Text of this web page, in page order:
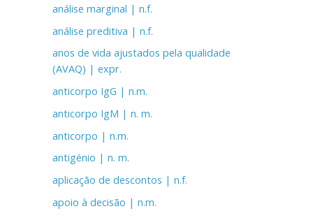
análise marginal | n.f.
análise preditiva | n.f.
anos de vida ajustados pela qualidade
(AVAQ) | expr.
anticorpo IgG | n.m.
anticorpo IgM | n. m.
anticorpo | n.m.
antigénio | n. m.
aplicação de descontos | n.f.
apoio à decisão | n.m.